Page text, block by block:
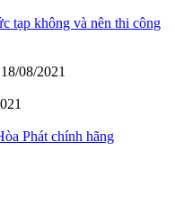
tạp không và nên thi công
18/08/2021
Phát chính hãng